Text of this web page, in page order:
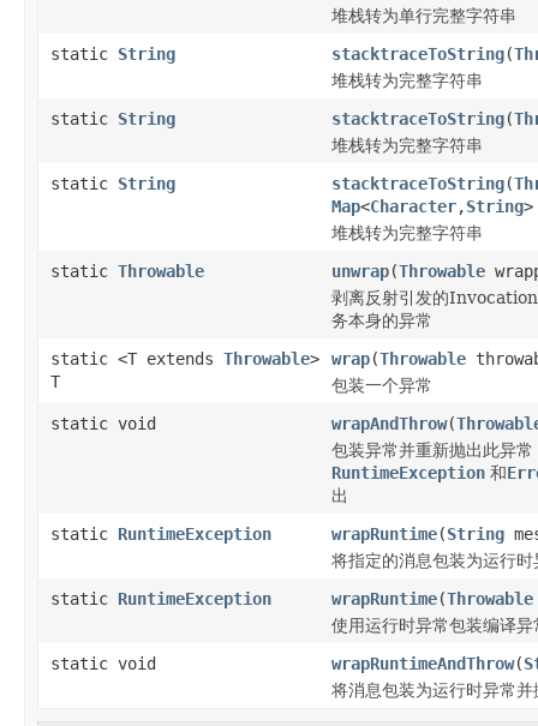
堆栈转为单行完整字符串
static String stacktraceToString(
堆栈转为完整字符串
static String stacktraceToString(
堆栈转为完整字符串
static String stacktraceToString(
Map<Character,String>
堆栈转为完整字符串
static Throwable unwrap(Throwable
剥离反射引发的
务本身的异常
static <T extends Throwable>
T
wrap(Throwable
包装一个异常
static void
wrapAndThrow(
包装异常并重新抛出此异常
RuntimeException 和
出
static RuntimeException wrapRuntime(String
将指定的消息包装为运行时
static RuntimeException wrapRuntime(Throwable
使用运行时异常包装编译异
static void
wrapRuntimeAndThrow(
将消息包装为运行时异常并